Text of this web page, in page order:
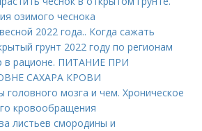
озимого чеснока
2022 года.. Когда сажать
грунт 2022 году по регионам
в рационе. ПИТАНИЕ ПРИ
САХАРА КРОВИ
головного мозга и чем. Хроническое
кровообращения
листьев смородины и